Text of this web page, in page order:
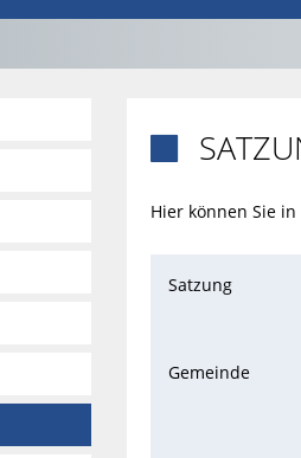
Hier können Sie
Satzung
Gemeinde